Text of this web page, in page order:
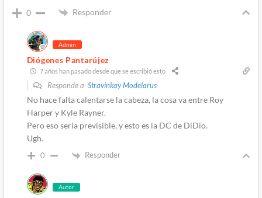
0 Responder
Admin
Diógenes Pantarújez
7 años han pasado desde que se escribió esto
Responde a Stravinkay Modelarus
No hace falta calentarse la cabeza, la cosa va entre Roy
Harper y Kyle Rayner.
Pero eso sería previsible, y esto es la DC de DiDio.
Ugh.
0 Responder
Autor